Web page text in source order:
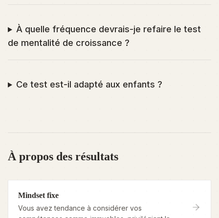
À quelle fréquence devrais-je refaire le test
de mentalité de croissance ?
Ce test est-il adapté aux enfants ?
À propos des résultats
Mindset fixe
Vous avez tendance à considérer vos